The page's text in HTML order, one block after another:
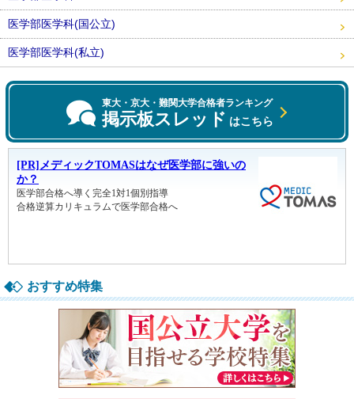
医学部医学科(国公立)
医学部医学科(私立)
東大・京大・難関大学合格者ランキング
掲示板スレッド はこちら
おすすめ特集